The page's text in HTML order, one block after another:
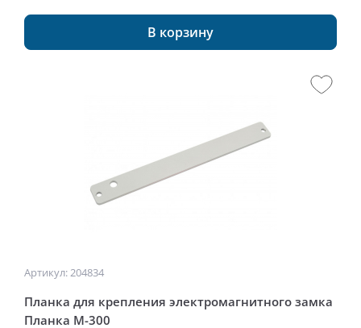
В корзину
Артикул: 204834
Планка для крепления электромагнитного замка
Планка М-300